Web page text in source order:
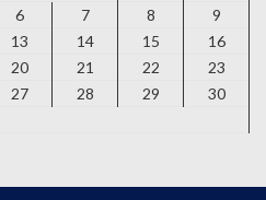
6 7 8
9
13 14 15
16
20 21 22
23
27 28 29
30